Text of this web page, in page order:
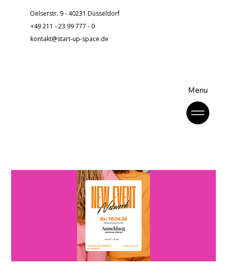
Menu
Oelserstr. 9 - 40231 Düsseldorf
+49 211 - 23 99 777 - 0
kontakt@start-up-space.de